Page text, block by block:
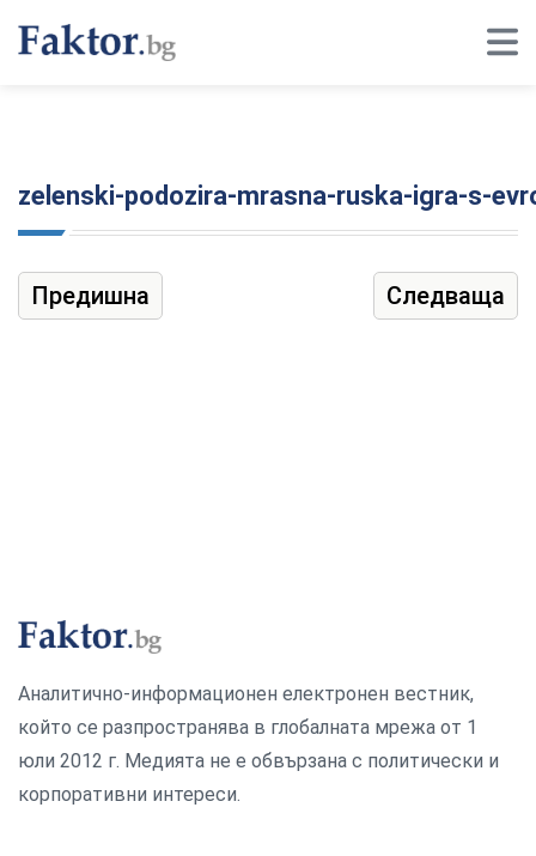
zelenski-podozira-mrasna-ruska-igra-s-
Предишна Следваща
Аналитично-информационен електронен вестник,
който се разпространява в глобалната мрежа от 1
юли 2012 г. Медията не е обвързана с политически и
корпоративни интереси.